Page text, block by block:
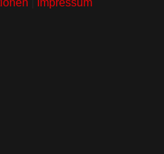
Impressum